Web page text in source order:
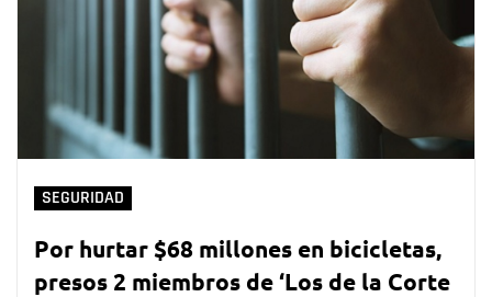
SEGURIDAD
Por hurtar $68 millones en bicicletas,
presos 2 miembros de ‘Los de la Corte